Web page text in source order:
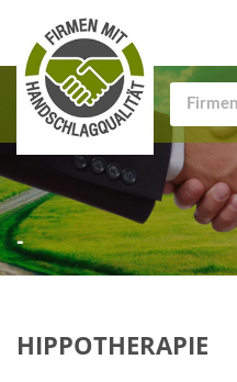
-
HIPPOTHERAPIE